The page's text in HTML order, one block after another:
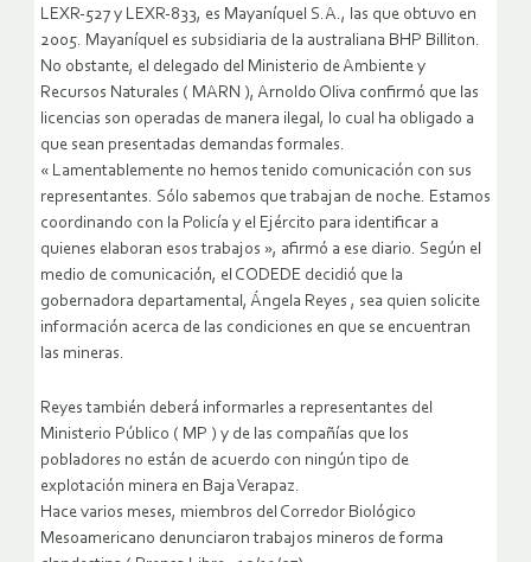
LEXR-527 y LEXR-833, es Mayaníquel S.A., las que obtuvo en
2005. Mayaníquel es subsidiaria de la australiana BHP Billiton.
No obstante, el delegado del Ministerio de Ambiente y
Recursos Naturales ( MARN ), Arnoldo Oliva confirmó que las
licencias son operadas de manera ilegal, lo cual ha obligado a
que sean presentadas demandas formales.
« Lamentablemente no hemos tenido comunicación con sus
representantes. Sólo sabemos que trabajan de noche. Estamos
coordinando con la Policía y el Ejército para identificar a
quienes elaboran esos trabajos », afirmó a ese diario. Según el
medio de comunicación, el CODEDE decidió que la
gobernadora departamental, Ángela Reyes , sea quien solicite
información acerca de las condiciones en que se encuentran
las mineras.
Reyes también deberá informarles a representantes del
Ministerio Público ( MP ) y de las compañías que los
pobladores no están de acuerdo con ningún tipo de
explotación minera en Baja Verapaz.
Hace varios meses, miembros del Corredor Biológico
Mesoamericano denunciaron trabajos mineros de forma